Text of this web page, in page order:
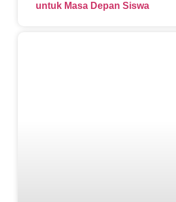
untuk Masa Depan Siswa